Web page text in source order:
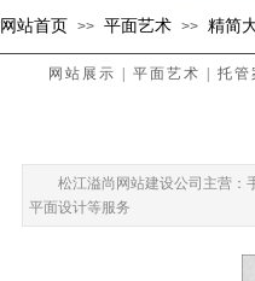
网站首页 >> 平面艺术 >> 精简
网站展示 平面艺术 托管
松江溢尚网站建设公司主营：
平面设计等服务